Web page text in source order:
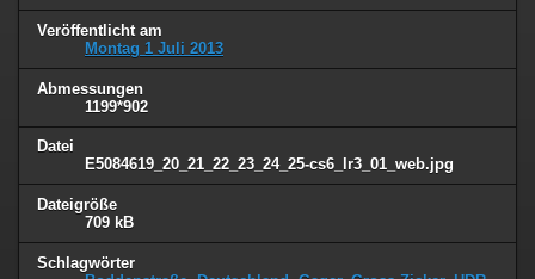
Veröffentlicht am
Montag 1 Juli 2013
Abmessungen
1199*902
Datei
E5084619_20_21_22_23_24_25-cs6_lr3_01_web.jpg
Dateigröße
709 kB
Schlagwörter